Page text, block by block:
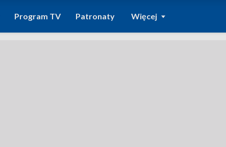
Program TV Patronaty Więcej